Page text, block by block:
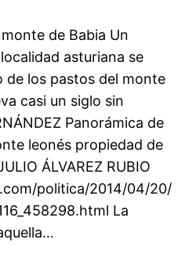
monte de Babia Un
asturiana se
de los pastos del monte
casi un siglo sin
Panorámica de
leonés propiedad de
ÁLVAREZ RUBIO
politica/2014/04/20/
La